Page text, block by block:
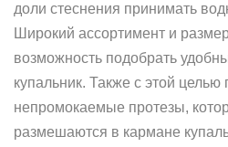
доли стеснения принимать
Широкий ассортимент и
возможность подобрать
купальник. Также с этой целью
непромокаемые протезы,
размешаются в кармане